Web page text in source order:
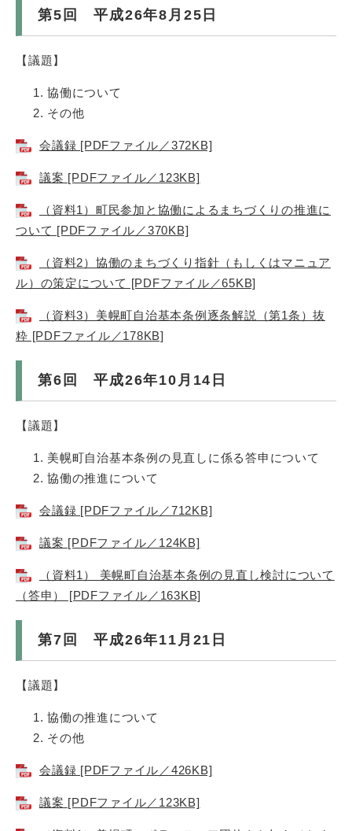
第5回 平成26年8月25日
【議題】
協働について
その他
会議録 [PDFファイル／372KB]
議案 [PDFファイル／123KB]
（資料1）町民参加と協働によるまちづくりの推進に
ついて [PDFファイル／370KB]
（資料2）協働のまちづくり指針（もしくはマニュア
ル）の策定について [PDFファイル／65KB]
（資料3）美幌町自治基本条例逐条解説（第1条）抜
粋 [PDFファイル／178KB]
第6回 平成26年10月14日
【議題】
美幌町自治基本条例の見直しに係る答申について
協働の推進について
会議録 [PDFファイル／712KB]
議案 [PDFファイル／124KB]
（資料1） 美幌町自治基本条例の見直し検討について
（答申） [PDFファイル／163KB]
第7回 平成26年11月21日
【議題】
協働の推進について
その他
会議録 [PDFファイル／426KB]
議案 [PDFファイル／123KB]